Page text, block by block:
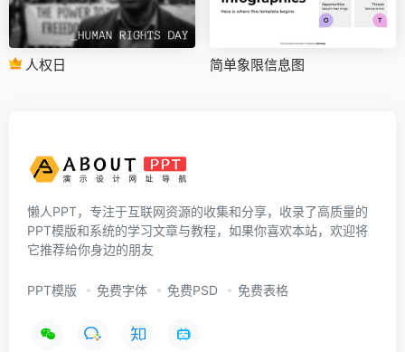
人权日 简单象限信息图
懒人PPT，专注于互联网资源的收集和分享，收录了高质量的
PPT模版和系统的学习文章与教程，如果你喜欢本站，欢迎将
它推荐给你身边的朋友
PPT模版 免费字体 免费PSD 免费表格